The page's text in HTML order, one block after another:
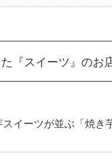
『スイーツ』のお
イーツが並ぶ「焼き